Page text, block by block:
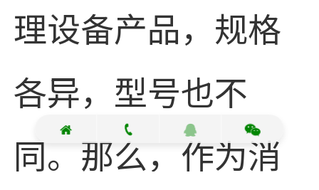
理设备产品，规格
各异，型号也不
同。那么，作为消